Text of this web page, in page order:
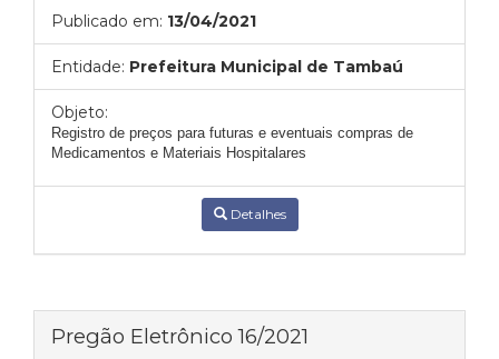
Publicado em: 13/04/2021
Entidade: Prefeitura Municipal de Tambaú
Objeto:
Registro de preços para futuras e eventuais compras de
Medicamentos e Materiais Hospitalares
Detalhes
Pregão Eletrônico 16/2021